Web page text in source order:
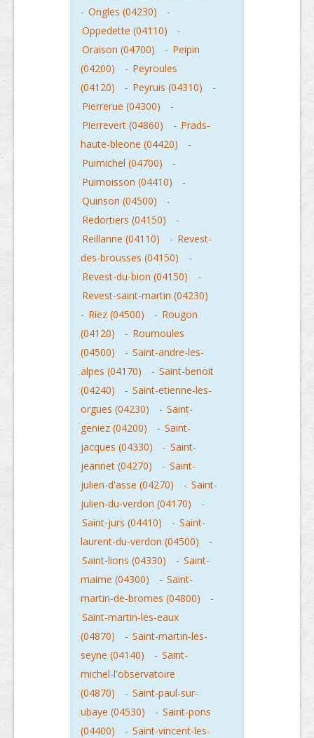
- Ongles (04230)
-
Oppedette (04110)
-
Oraison (04700)
- Peipin
(04200)
- Peyroules
(04120)
- Peyruis (04310)
-
Pierrerue (04300)
-
Pierrevert (04860)
- Prads-
haute-bleone (04420)
-
Puimichel (04700)
-
Puimoisson (04410)
-
Quinson (04500)
-
Redortiers (04150)
-
Reillanne (04110)
- Revest-
des-brousses (04150)
-
Revest-du-bion (04150)
-
Revest-saint-martin (04230)
- Riez (04500) - Rougon
(04120)
- Roumoules
(04500)
- Saint-andre-les-
alpes (04170)
- Saint-benoit
(04240)
- Saint-etienne-les-
orgues (04230)
- Saint-
geniez (04200)
- Saint-
jacques (04330)
- Saint-
jeannet (04270)
- Saint-
julien-d'asse (04270)
- Saint-
julien-du-verdon (04170)
-
Saint-jurs (04410)
- Saint-
laurent-du-verdon (04500)
-
Saint-lions (04330)
- Saint-
maime (04300)
- Saint-
martin-de-bromes (04800)
-
Saint-martin-les-eaux
(04870)
- Saint-martin-les-
seyne (04140)
- Saint-
michel-l'observatoire
(04870)
- Saint-paul-sur-
ubaye (04530)
- Saint-pons
(04400)
- Saint-vincent-les-